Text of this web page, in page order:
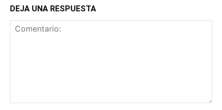
DEJA UNA RESPUESTA